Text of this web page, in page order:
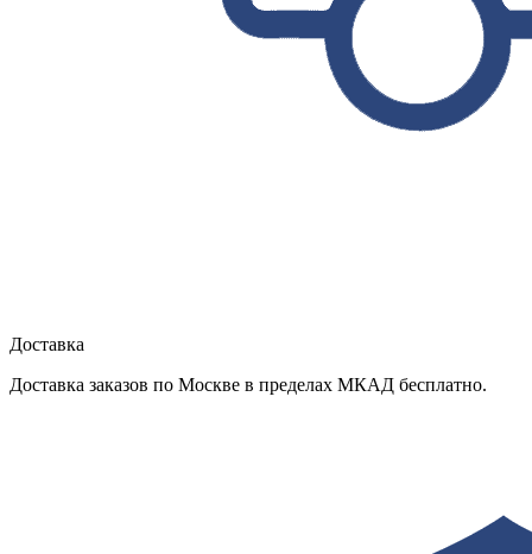
Доставка
Доставка заказов по Москве в пределах МКАД бесплатно.